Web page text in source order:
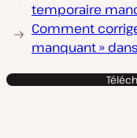
temporaire
Comment
manquant »